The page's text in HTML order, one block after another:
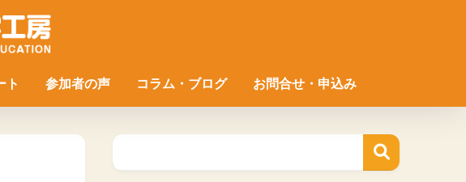
ト 参加者の声 コラム・ブログ お問合せ・申込み